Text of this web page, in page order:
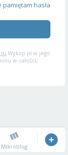
pamiętam hasła
Wykop.pl w jego
w całości,
Mikroblog